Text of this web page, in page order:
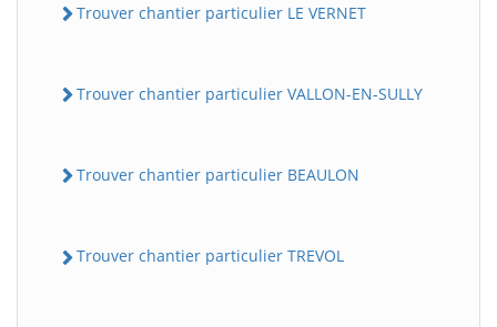
Trouver chantier particulier LE VERNET
Trouver chantier particulier VALLON-EN-SULLY
Trouver chantier particulier BEAULON
Trouver chantier particulier TREVOL